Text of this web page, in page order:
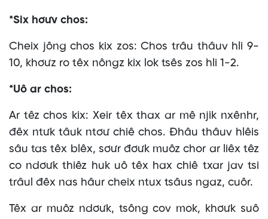
*Six hơưv chos:
Cheix jông chos kix zos: Chos trâu thâuv hli 9-
10, khơưz ro têx nôngz kix lok tsês zos hli 1-2.
*Uô ar chos:
Ar têz chos kix: Xeir têx thax ar mê njik nxênhr,
đêx ntưk tâuk ntơư chiê chos. Đhâu thâuv hlêis
sâu tas têx blêx, sơưr đơưk muôz chor ar liêx têz
co ndơưk thiêz huk uô têx hax chiê txar jav tsi
trâul đêx nas hâur cheix ntux tsâus ngaz, cuôr.
Têx ar muôz ndơưk, tsông cov mok, khơưk suô